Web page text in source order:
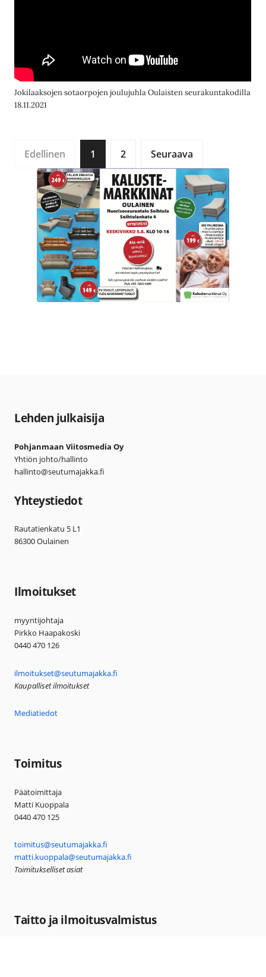
Jokilaaksojen sotaorpojen joulujuhla Oulaisten seurakuntakodilla
18.11.2021
Edellinen 1 2 Seuraava
Lehden julkaisija
Pohjanmaan Viitosmedia Oy
Yhtiön johto/hallinto
hallinto@seutumajakka.fi
Yhteystiedot
Rautatienkatu 5 L1
86300 Oulainen
Ilmoitukset
myyntijohtaja
Pirkko Haapakoski
0440 470 126
ilmoitukset@seutumajakka.fi
Kaupalliset ilmoitukset
Mediatiedot
Toimitus
Päätoimittaja
Matti Kuoppala
0440 470 125
toimitus@seutumajakka.fi
matti.kuoppala@seutumajakka.fi
Toimitukselliset asiat
Taitto ja ilmoitusvalmistus